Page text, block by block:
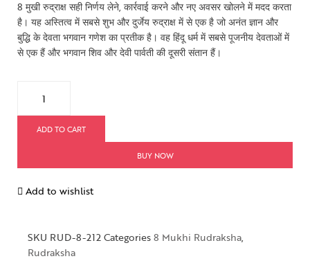
8 मुखी रुद्राक्ष सही निर्णय लेने, कार्रवाई करने और नए अवसर खोलने में मदद करता
है। यह अस्तित्व में सबसे शुभ और दुर्जेय रुद्राक्ष में से एक है जो अनंत ज्ञान और
बुद्धि के देवता भगवान गणेश का प्रतीक है। वह हिंदू धर्म में सबसे पूजनीय देवताओं में
से एक हैं और भगवान शिव और देवी पार्वती की दूसरी संतान हैं।
ADD TO CART
BUY NOW
Add to wishlist
SKU RUD-8-212Categories8 Mukhi Rudraksha,
Rudraksha